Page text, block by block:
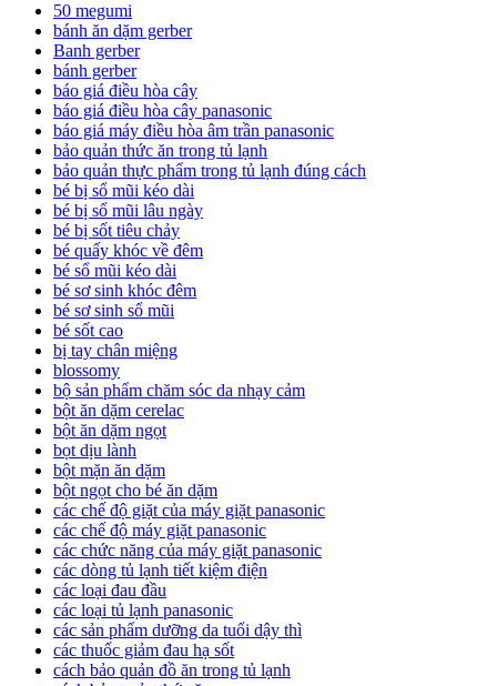
50 megumi
bánh ăn dặm gerber
Banh gerber
bánh gerber
báo giá điều hòa cây
báo giá điều hòa cây panasonic
báo giá máy điều hòa âm trần panasonic
bảo quản thức ăn trong tủ lạnh
bảo quản thực phẩm trong tủ lạnh đúng cách
bé bị sổ mũi kéo dài
bé bị sổ mũi lâu ngày
bé bị sốt tiêu chảy
bé quấy khóc về đêm
bé sổ mũi kéo dài
bé sơ sinh khóc đêm
bé sơ sinh sổ mũi
bé sốt cao
bị tay chân miệng
blossomy
bộ sản phẩm chăm sóc da nhạy cảm
bột ăn dặm cerelac
bột ăn dặm ngọt
bọt dịu lành
bột mặn ăn dặm
bột ngọt cho bé ăn dặm
các chế độ giặt của máy giặt panasonic
các chế độ máy giặt panasonic
các chức năng của máy giặt panasonic
các dòng tủ lạnh tiết kiệm điện
các loại đau đầu
các loại tủ lạnh panasonic
các sản phẩm dưỡng da tuổi dậy thì
các thuốc giảm đau hạ sốt
cách bảo quản đồ ăn trong tủ lạnh